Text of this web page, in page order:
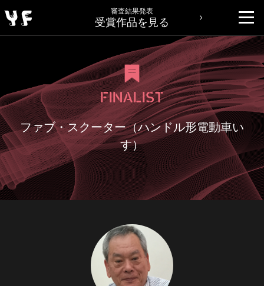
審査結果発表
受賞作品を見る
FINALIST
ファブ・スクーター（ハンドル形電動車い
す）